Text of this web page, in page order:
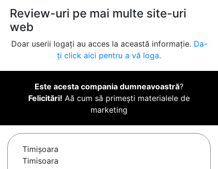
Review-uri pe mai multe site-uri
web
Doar userii logați au acces la această informație. Da-
ți click aici pentru a vă loga.
Este acesta compania dumneavoastră?
Felicitări! Aă cum să primești materialele de
marketing
Timişoara
Timisoara